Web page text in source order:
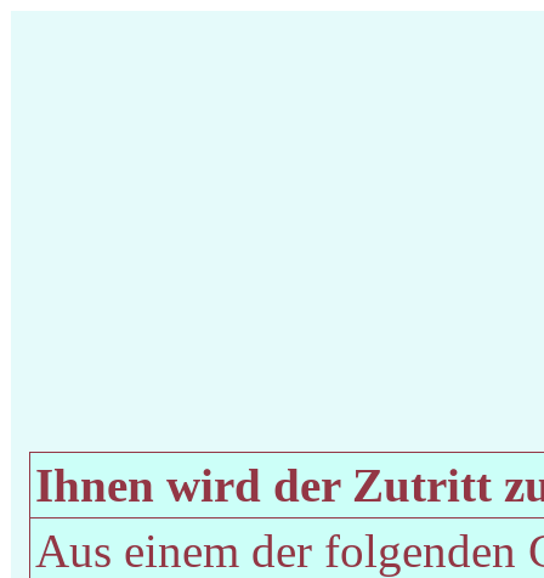
Ihnen wird der Zutritt
Aus einem der folgenden